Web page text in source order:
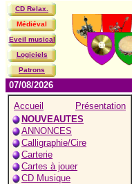
CD Relax.
Médiéval
Eveil musical
Logiciels
Patrons
07/08/2026
Accueil
Présentation
NOUVEAUTES
ANNONCES
Calligraphie/Cire
Carterie
Cartes à jouer
CD Musique